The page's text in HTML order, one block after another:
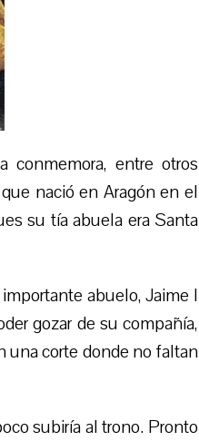
conmemora, entre otros
que nació en Aragón en el
su tía abuela era Santa
abuelo, Jaime I
gozar de su compañía,
una corte donde no faltan
subiría al trono. Pronto